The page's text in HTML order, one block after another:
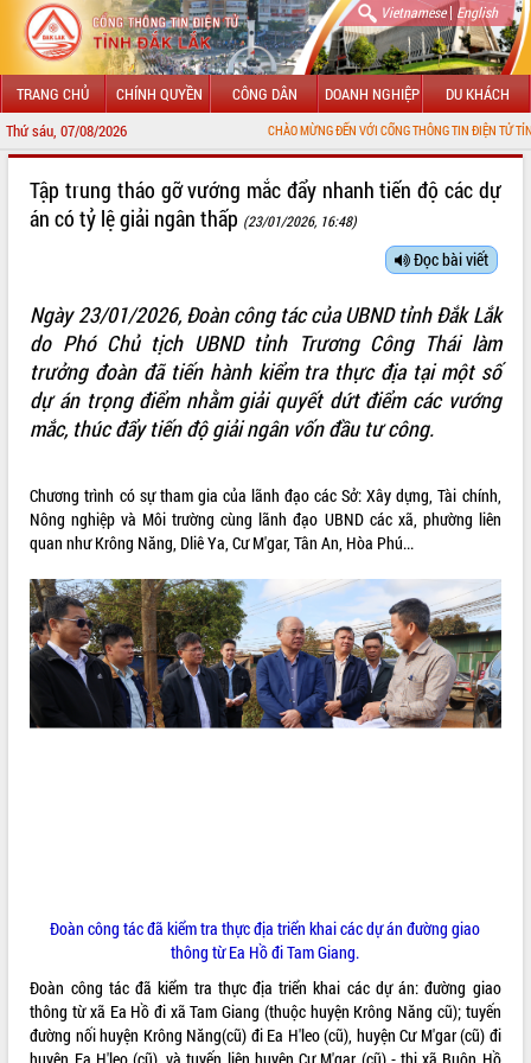
Vietnamese| English
TRANG CHỦ CHÍNH QUYỀN CÔNG DÂN DOANH NGHIỆP DU KHÁCH
Thứ sáu, 07/08/2026 CHÀO MỪNG ĐẾN VỚI CỔNG THÔNG TIN ĐIỆN TỬ TỈNH ĐẮK LẮK
LÃNH ĐẠO UBND TỈNH
SỞ, BAN, NGÀNH
UBND CÁC XÃ, PHƯỜNG
THÔNG TIN CHỈ ĐẠO ĐIỀU HÀNH
VĂN BẢN HĐND TỈNH
QUY HOẠCH - KẾ HOẠCH
Tập trung tháo gỡ vướng mắc đẩy nhanh tiến độ các dự
án có tỷ lệ giải ngân thấp (23/01/2026, 16:48)
Đọc bài viết
Ngày 23/01/2026, Đoàn công tác của UBND tỉnh Đắk Lắk
do Phó Chủ tịch UBND tỉnh Trương Công Thái làm
trưởng đoàn đã tiến hành kiểm tra thực địa tại một số
dự án trọng điểm nhằm giải quyết dứt điểm các vướng
mắc, thúc đẩy tiến độ giải ngân vốn đầu tư công.
Chương trình có sự tham gia của lãnh đạo các Sở: Xây dựng, Tài chính,
Nông nghiệp và Môi trường cùng lãnh đạo UBND các xã, phường liên
quan như Krông Năng, Dliê Ya, Cư M'gar, Tân An, Hòa Phú...
Đoàn công tác đã kiểm tra thực địa triển khai các dự án đường giao
thông từ Ea Hồ đi Tam Giang.
Đoàn công tác đã kiểm tra thực địa triển khai các dự án: đường giao
thông từ xã Ea Hồ đi xã Tam Giang (thuộc huyện Krông Năng cũ); tuyến
đường nối huyện Krông Năng(cũ) đi Ea H'leo (cũ), huyện Cư M'gar (cũ) đi
huyện Ea H'leo (cũ), và tuyến liên huyện Cư M'gar (cũ) - thị xã Buôn Hồ